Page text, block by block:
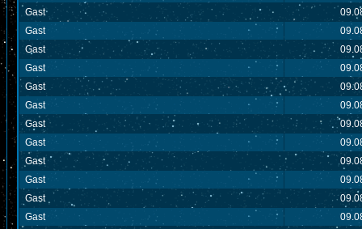
Gast
Gast
Gast
Gast
Gast
Gast
Gast
Gast
Gast
Gast
Gast
Gast